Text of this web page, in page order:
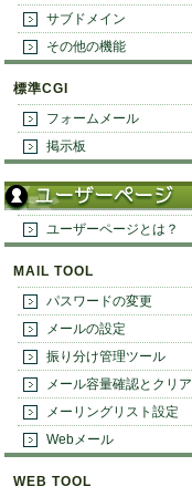
サブドメイン
その他の機能
標準CGI
フォームメール
掲示板
ユーザーページとは？
MAIL TOOL
パスワードの変更
メールの設定
振り分け管理ツール
メール容量確認とクリア
メーリングリスト設定
Webメール
WEB TOOL